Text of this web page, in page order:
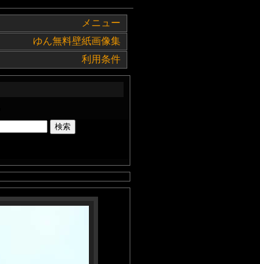
メニュー
ゆん無料壁紙画像集
利用条件